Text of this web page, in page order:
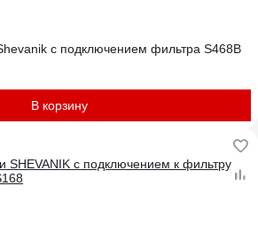
с подключением фильтра S468B
В корзину